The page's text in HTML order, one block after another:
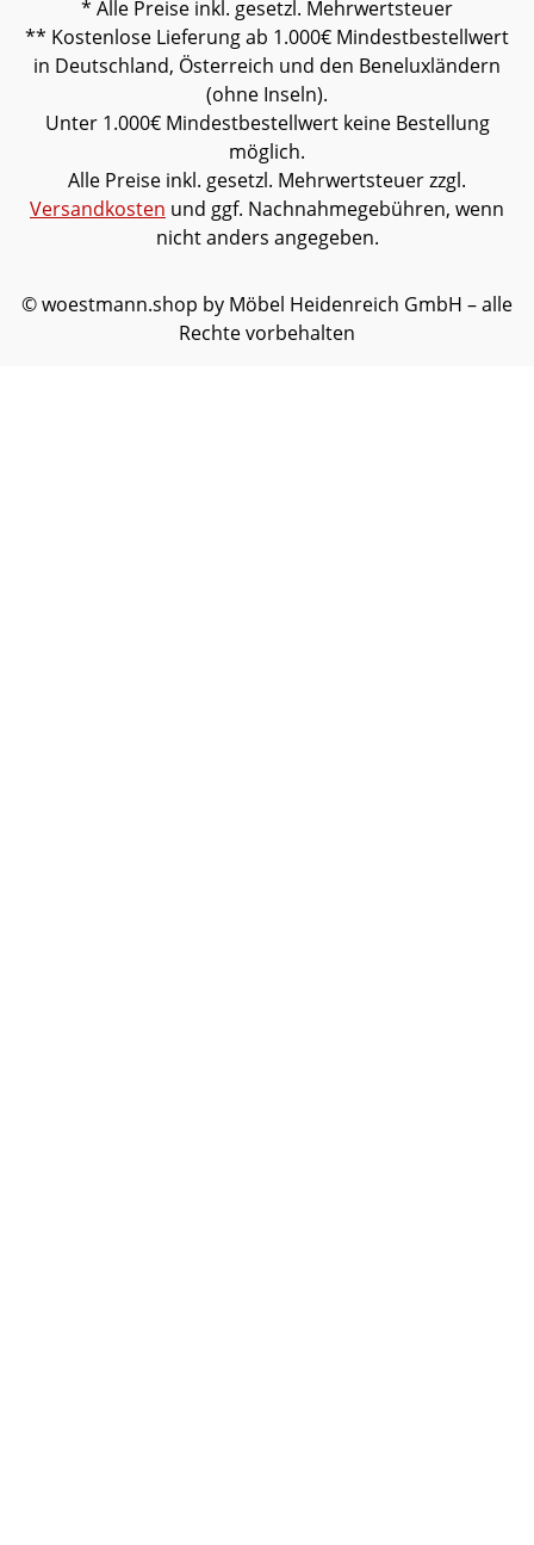
* Alle Preise inkl. gesetzl. Mehrwertsteuer
** Kostenlose Lieferung ab 1.000€ Mindestbestellwert
in Deutschland, Österreich und den Beneluxländern
(ohne Inseln).
Unter 1.000€ Mindestbestellwert keine Bestellung
möglich.
Alle Preise inkl. gesetzl. Mehrwertsteuer zzgl.
Versandkosten und ggf. Nachnahmegebühren, wenn
nicht anders angegeben.
© woestmann.shop by Möbel Heidenreich GmbH – alle
Rechte vorbehalten